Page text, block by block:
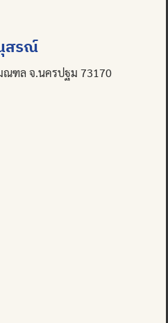
สรณ์
ณฑล จ.นครปฐม 73170